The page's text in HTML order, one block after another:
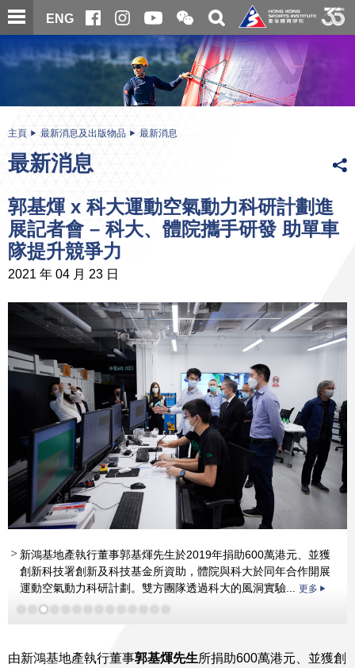
跳
至
內
ENG
開
合
微
信
二
維
碼
關
搜
尋
内
主頁 最新消息及出版物品 最新消息
最新消息
郭基煇 x 科大運動空氣動力科研計劃進
展記者會 – 科大、體院攜手研發 助單車
隊提升競爭力
2021 年 04 月 23 日
更多
更多
新鴻基地產執行董事郭基煇先生於2019年捐助600萬港元、並獲
創新科技署創新及科技基金所資助，體院與科大於同年合作開展
運動空氣動力科研計劃。雙方團隊透過科大的風洞實驗... 更多
更多
更多
更多
更多
由新鴻基地產執行董事郭基煇先生所捐助600萬港元、並獲創